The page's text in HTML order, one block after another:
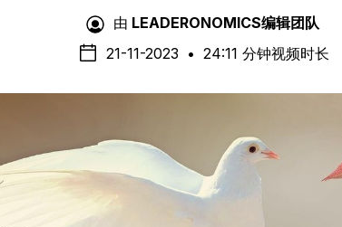
由 LEADERONOMICS编辑团队
21-11-2023 • 24:11 分钟视频时长